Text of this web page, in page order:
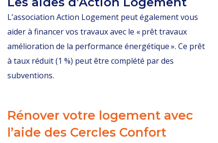
L’association Action Logement peut également vous
aider à financer vos travaux avec le « prêt travaux
amélioration de la performance énergétique ». Ce prêt
à taux réduit (1 %) peut être complété par des
subventions.
Rénover votre logement avec
l’aide des Cercles Confort